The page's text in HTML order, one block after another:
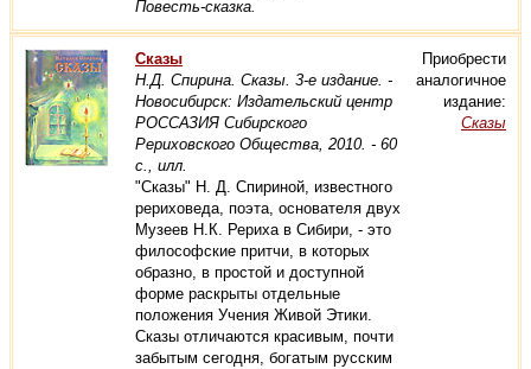
Повесть-сказка.
Сказы
Н.Д. Спирина. Сказы. 3-е издание. -
Новосибирск: Издательский центр
РОССАЗИЯ Сибирского
Рериховского Общества, 2010. - 60
с., илл.
"Сказы" Н. Д. Спириной, известного
рериховеда, поэта, основателя двух
Музеев Н.К. Рериха в Сибири, - это
философские притчи, в которых
образно, в простой и доступной
форме раскрыты отдельные
положения Учения Живой Этики.
Сказы отличаются красивым, почти
забытым сегодня, богатым русским
Приобрести
аналогичное
издание:
Сказы